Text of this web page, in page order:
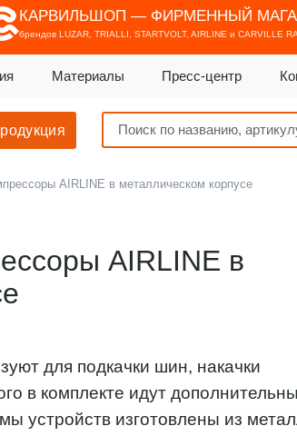
КАРВИЛЬШОП — ФИРМЕННЫЙ
брендов LUZAR, TRIALLI, STARTVOLT, AIRLINE и CARVILLE
Материалы Пресс-центр
AIRLINE в металлическом корпусе
AIRLINE в
для подкачки шин, накачки
в комплекте идут
устройств изготовлены из